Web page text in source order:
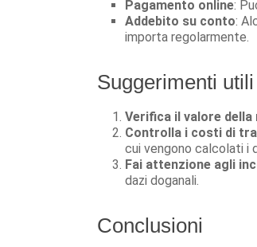
Pagamento online:
Addebito su conto:
importa regolarmente.
Suggerimenti
Verifica il valore della
Controlla i costi di
cui vengono calcolati i
Fai attenzione agli
dazi doganali.
Conclusioni